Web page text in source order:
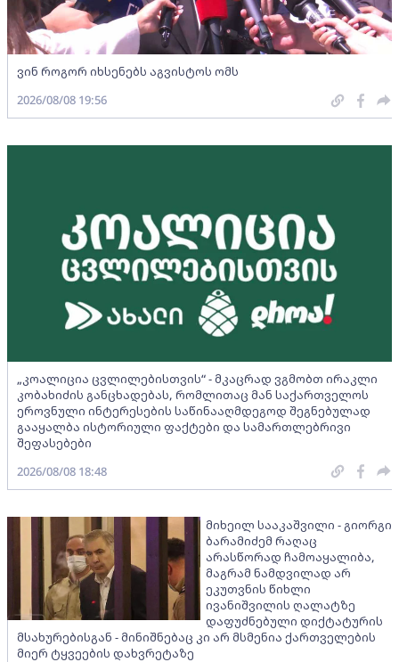
ვინ როგორ იხსენებს აგვისტოს ომს
2026/08/08 19:56
„კოალიცია ცვლილებისთვის“ - მკაცრად ვგმობთ ირაკლი
კობახიძის განცხადებას, რომლითაც მან საქართველოს
ეროვნული ინტერესების საწინააღმდეგოდ შეგნებულად
გააყალბა ისტორიული ფაქტები და სამართლებრივი
შეფასებები
2026/08/08 18:48
მიხეილ სააკაშვილი - გიორგი
ბარამიძემ რაღაც
არასწორად ჩამოაყალიბა,
მაგრამ ნამდვილად არ
ეკუთვნის წიხლი
ივანიშვილის ღალატზე
დაფუძნებული დიქტატურის
მსახურებისგან - მინიშნებაც კი არ მსმენია ქართველების
მიერ ტყვეების დახვრეტაზე